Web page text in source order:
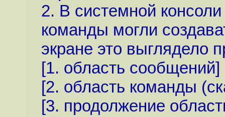
2. В системной
команды могли
экране это выглядело
[1. область сообщений]
[2. область команды
[3. продолжение